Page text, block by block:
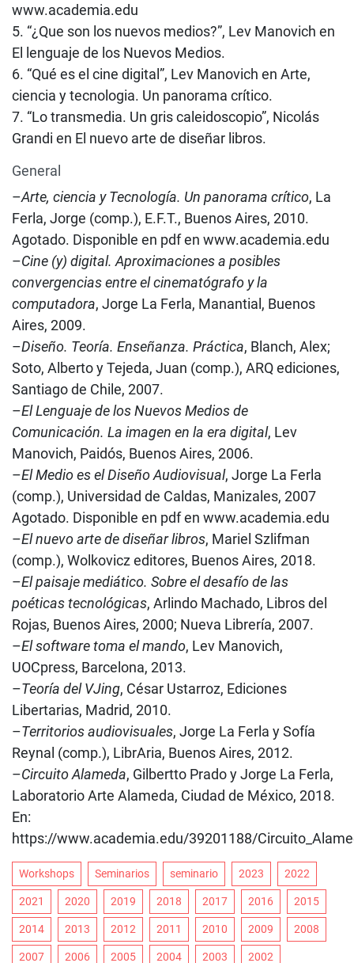
www.academia.edu
5. “¿Que son los nuevos medios?”, Lev Manovich en
El lenguaje de los Nuevos Medios.
6. “Qué es el cine digital”, Lev Manovich en Arte,
ciencia y tecnologia. Un panorama crítico.
7. “Lo transmedia. Un gris caleidoscopio”, Nicolás
Grandi en El nuevo arte de diseñar libros.
General
–Arte, ciencia y Tecnología. Un panorama crítico, La
Ferla, Jorge (comp.), E.F.T., Buenos Aires, 2010.
Agotado. Disponible en pdf en www.academia.edu
–Cine (y) digital. Aproximaciones a posibles
convergencias entre el cinematógrafo y la
computadora, Jorge La Ferla, Manantial, Buenos
Aires, 2009.
–Diseño. Teoría. Enseñanza. Práctica, Blanch, Alex;
Soto, Alberto y Tejeda, Juan (comp.), ARQ ediciones,
Santiago de Chile, 2007.
–El Lenguaje de los Nuevos Medios de
Comunicación. La imagen en la era digital, Lev
Manovich, Paidós, Buenos Aires, 2006.
–El Medio es el Diseño Audiovisual, Jorge La Ferla
(comp.), Universidad de Caldas, Manizales, 2007
Agotado. Disponible en pdf en www.academia.edu
–El nuevo arte de diseñar libros, Mariel Szlifman
(comp.), Wolkovicz editores, Buenos Aires, 2018.
–El paisaje mediático. Sobre el desafío de las
poéticas tecnológicas, Arlindo Machado, Libros del
Rojas, Buenos Aires, 2000; Nueva Librería, 2007.
–El software toma el mando, Lev Manovich,
UOCpress, Barcelona, 2013.
–Teoría del VJing, César Ustarroz, Ediciones
Libertarias, Madrid, 2010.
–Territorios audiovisuales, Jorge La Ferla y Sofía
Reynal (comp.), LibrAria, Buenos Aires, 2012.
–Circuito Alameda, Gilbertto Prado y Jorge La Ferla,
Laboratorio Arte Alameda, Ciudad de México, 2018.
En:
https://www.academia.edu/39201188/
Workshops Seminarios seminario 2023 2022
2021 2020 2019 2018 2017 2016 2015
2014 2013 2012 2011 2010 2009 2008
2007 2006 2005 2004 2003 2002